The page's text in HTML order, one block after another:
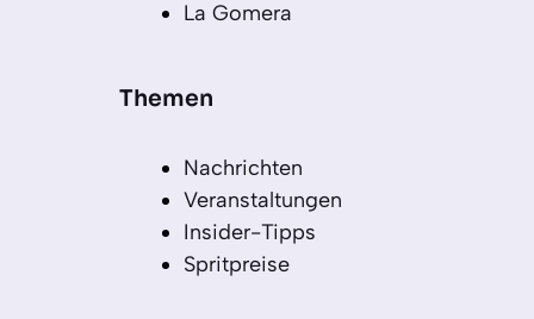
La Gomera
Themen
Nachrichten
Veranstaltungen
Insider-Tipps
Spritpreise